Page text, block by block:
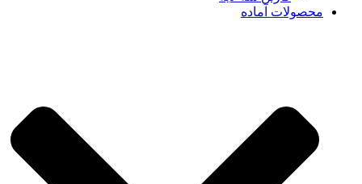
محصولات آماده